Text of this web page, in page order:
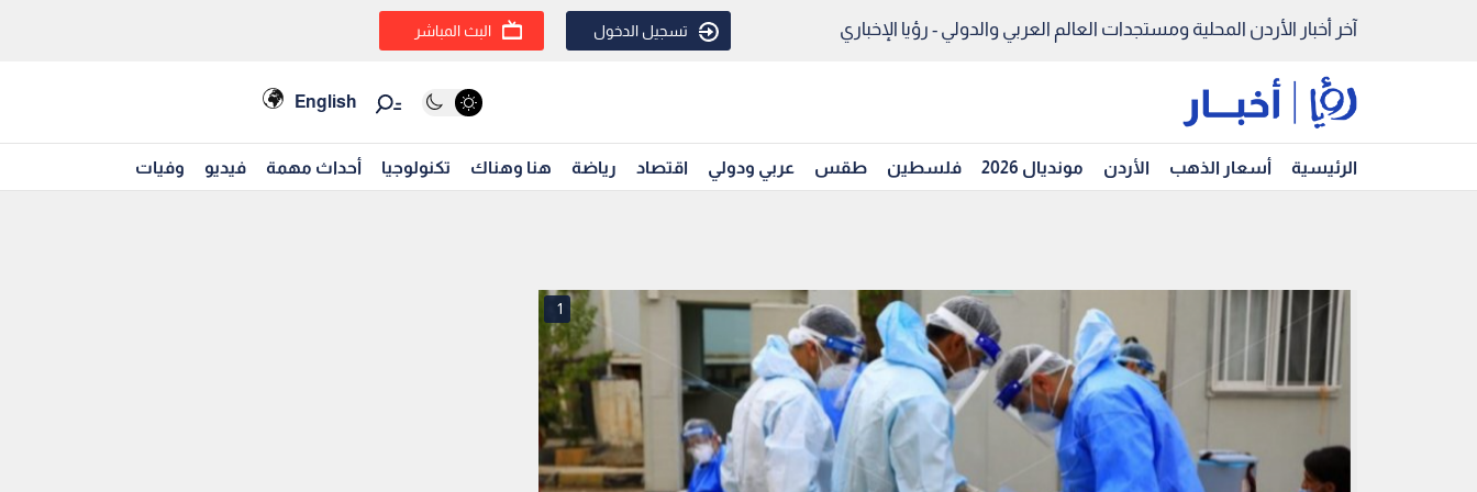
آخر أخبار الأردن المحلية ومستجدات العالم العربي والدولي - رؤيا الإخباري تسجيل الدخول البث المباشر
English
الرئيسية أسعار الذهب الأردن مونديال 2026 فلسطين طقس عربي ودولي اقتصاد رياضة هنا وهناك تكنولوجيا أحداث مهمة فيديو وفيات
1